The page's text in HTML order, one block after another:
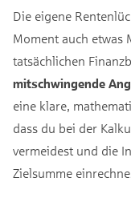
Die eigene
Moment auch etwas
tatsächlichen
mitschwingende
eine klare,
dass du bei der
vermeidest und die
Zielsumme